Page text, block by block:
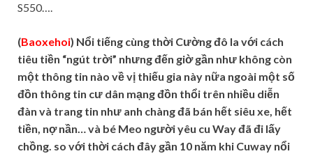
S550….
(Baoxehoi) Nổi tiếng cùng thời Cường đô la với cách
tiêu tiền “ngút trời” nhưng đến giờ gần như không còn
một thông tin nào về vị thiếu gia này nữa ngoài một số
đồn thông tin cư dân mạng đồn thổi trên nhiều diễn
đàn và trang tin như anh chàng đã bán hết siêu xe, hết
tiền, nợ nần… và bé Meo người yêu cu Way đã đi lấy
chồng. so với thời cách đây gần 10 năm khi Cuway nổi